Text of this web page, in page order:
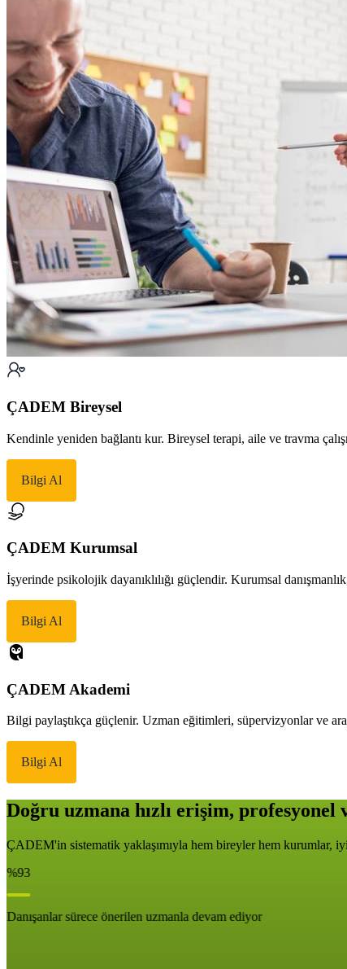
ÇADEM Bireysel
Kendinle yeniden bağlantı kur. Bireysel terapi, aile ve travma
Bilgi Al
ÇADEM Kurumsal
İşyerinde psikolojik dayanıklılığı güçlendir. Kurumsal
Bilgi Al
ÇADEM Akademi
Bilgi paylaştıkça güçlenir. Uzman eğitimleri, süpervizyonlar ve
Bilgi Al
Doğru uzmana hızlı erişim,
ÇADEM'in sistematik yaklaşımıyla hem bireyler hem kurumlar,
%93
Danışanlar sürece önerilen uzmanla devam ediyor